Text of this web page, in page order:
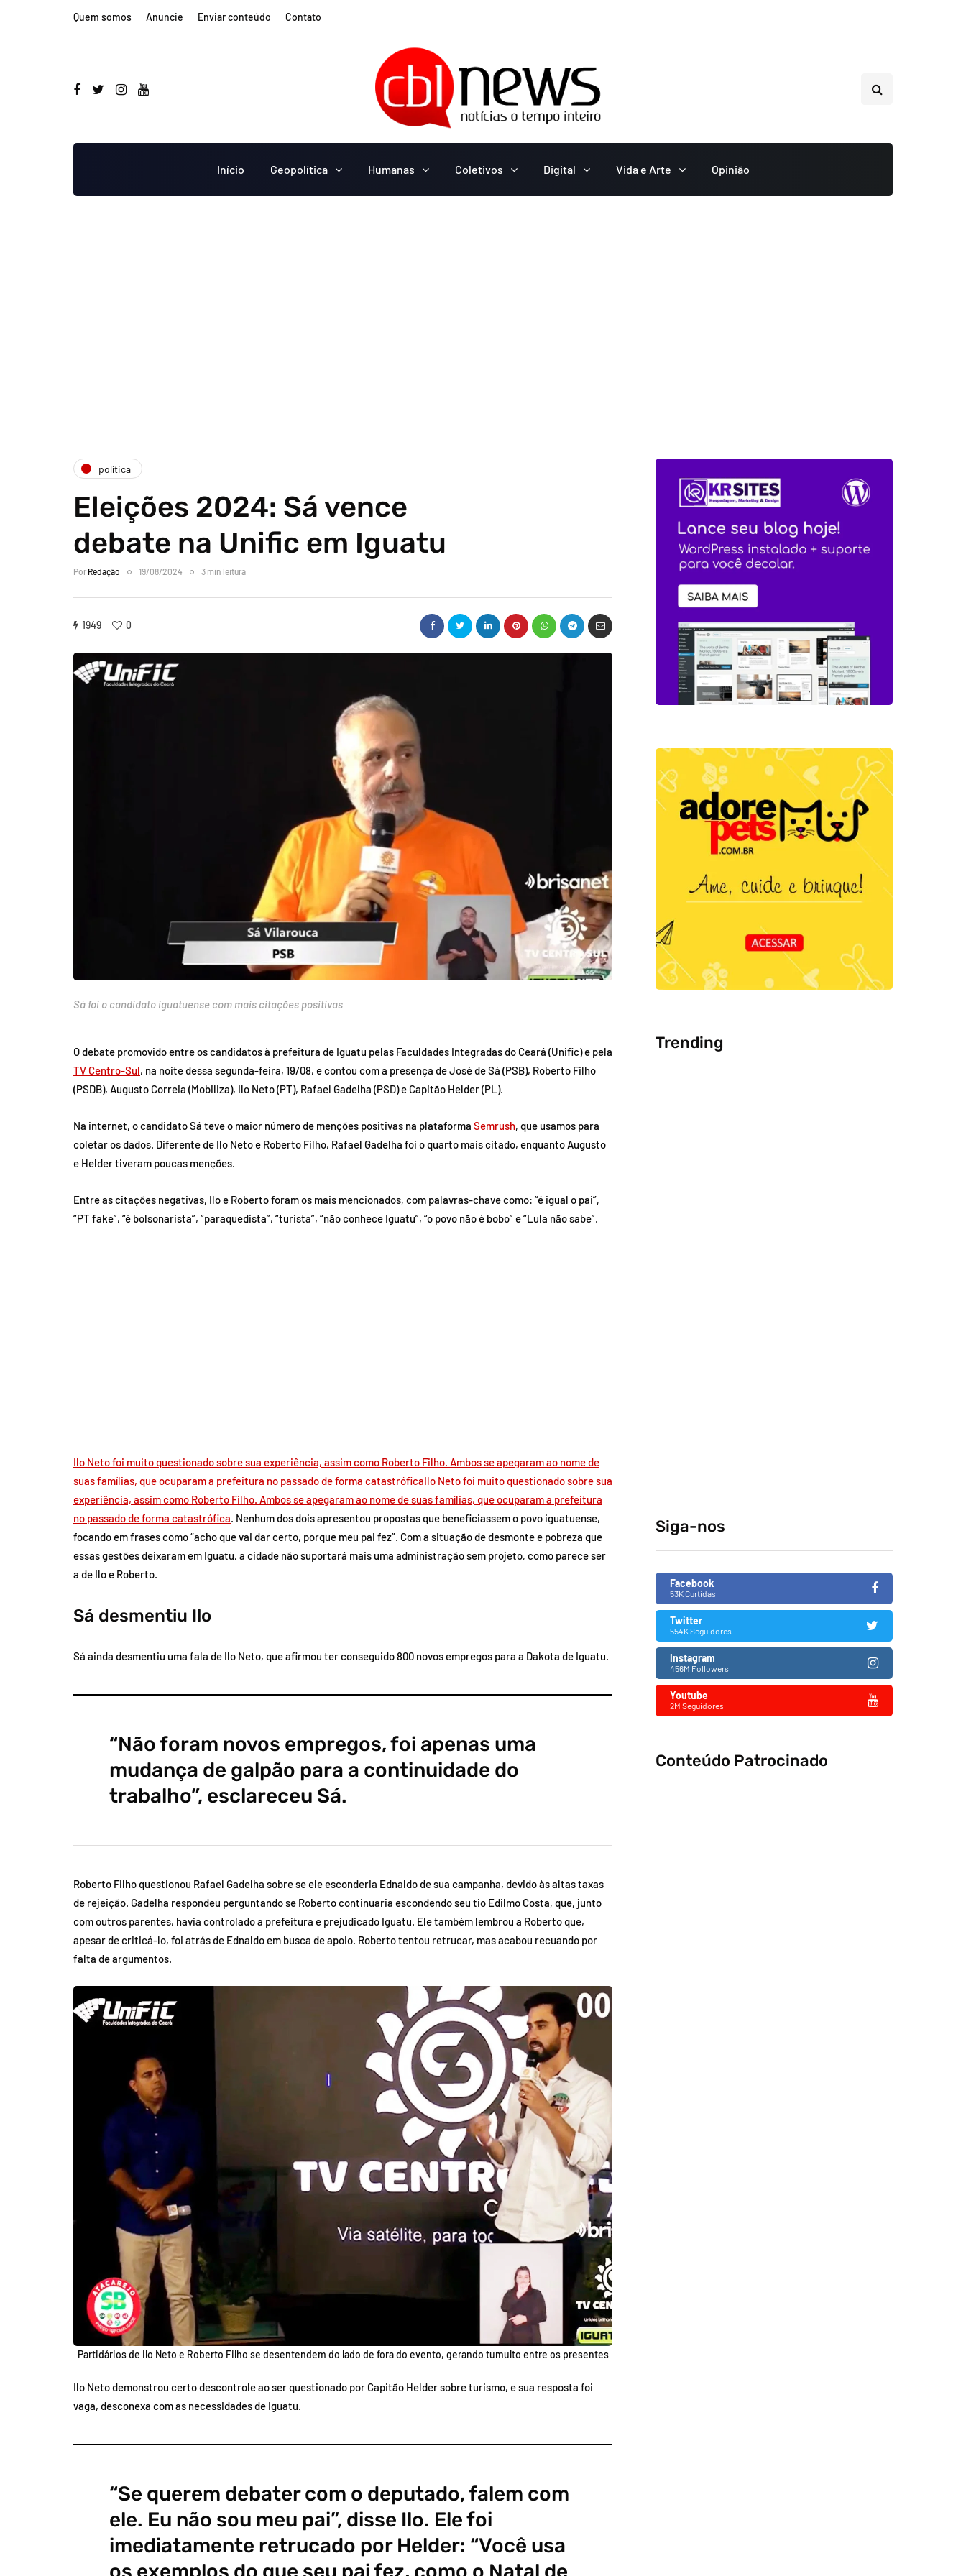
Quem somos Anuncie Enviar conteúdo Contato
Início Geopolítica Humanas Coletivos Digital Vida e Arte Opinião
política
Eleições 2024: Sá vence
debate na Unific em Iguatu
Por Redação 19/08/2024 3 min leitura
1949 0
Sá foi o candidato iguatuense com mais citações positivas
O debate promovido entre os candidatos à prefeitura de Iguatu pelas Faculdades Integradas do Ceará (Unific) e pela
TV Centro-Sul, na noite dessa segunda-feira, 19/08, e contou com a presença de José de Sá (PSB), Roberto Filho
(PSDB), Augusto Correia (Mobiliza), Ilo Neto (PT), Rafael Gadelha (PSD) e Capitão Helder (PL).
Na internet, o candidato Sá teve o maior número de menções positivas na plataforma Semrush, que usamos para
coletar os dados. Diferente de Ilo Neto e Roberto Filho, Rafael Gadelha foi o quarto mais citado, enquanto Augusto
e Helder tiveram poucas menções.
Entre as citações negativas, Ilo e Roberto foram os mais mencionados, com palavras-chave como: “é igual o pai”,
“PT fake”, “é bolsonarista”, “paraquedista”, “turista”, “não conhece Iguatu”, “o povo não é bobo” e “Lula não sabe”.
Ilo Neto foi muito questionado sobre sua experiência, assim como Roberto Filho. Ambos se apegaram ao nome de
suas famílias, que ocuparam a prefeitura no passado de forma catastróficaIlo Neto foi muito questionado sobre sua
experiência, assim como Roberto Filho. Ambos se apegaram ao nome de suas famílias, que ocuparam a prefeitura
no passado de forma catastrófica. Nenhum dos dois apresentou propostas que beneficiassem o povo iguatuense,
focando em frases como “acho que vai dar certo, porque meu pai fez”. Com a situação de desmonte e pobreza que
essas gestões deixaram em Iguatu, a cidade não suportará mais uma administração sem projeto, como parece ser
a de Ilo e Roberto.
Sá desmentiu Ilo
Sá ainda desmentiu uma fala de Ilo Neto, que afirmou ter conseguido 800 novos empregos para a Dakota de Iguatu.
“Não foram novos empregos, foi apenas uma
mudança de galpão para a continuidade do
trabalho”, esclareceu Sá.
Roberto Filho questionou Rafael Gadelha sobre se ele esconderia Ednaldo de sua campanha, devido às altas taxas
de rejeição. Gadelha respondeu perguntando se Roberto continuaria escondendo seu tio Edilmo Costa, que, junto
com outros parentes, havia controlado a prefeitura e prejudicado Iguatu. Ele também lembrou a Roberto que,
apesar de criticá-lo, foi atrás de Ednaldo em busca de apoio. Roberto tentou retrucar, mas acabou recuando por
falta de argumentos.
Partidários de Ilo Neto e Roberto Filho se desentendem do lado de fora do evento, gerando tumulto entre os presentes
Ilo Neto demonstrou certo descontrole ao ser questionado por Capitão Helder sobre turismo, e sua resposta foi
vaga, desconexa com as necessidades de Iguatu.
“Se querem debater com o deputado, falem com
ele. Eu não sou meu pai”, disse Ilo. Ele foi
imediatamente retrucado por Helder: “Você usa
Trending
26/11/2019
Siga-nos
Facebook
53K Curtidas
Twitter
554K Seguidores
Instagram
456M Followers
Youtube
2M Seguidores
Conteúdo Patrocinado